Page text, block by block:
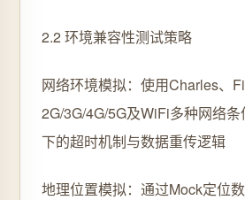
2.2 环境兼容性测试策略
网络环境模拟：使用Charles、
2G/3G/4G/5G及WiFi多种网络
下的超时机制与数据重传逻辑
地理位置模拟：通过Mock定位